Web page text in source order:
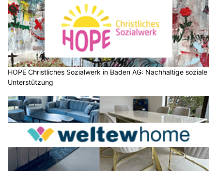
HOPE Christliches Sozialwerk in Baden AG: Nachhaltige soziale
Unterstützung